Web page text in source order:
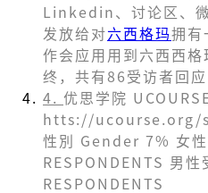
Linkedin、讨论区、
发放给对六西格玛拥有
作会应⽤用到六⻄西
终，共有86受访者回应
4. 优思学院
htts://ucourse.org/
性別 Gender 7% 女
RESPONDENTS 男
RESPONDENTS